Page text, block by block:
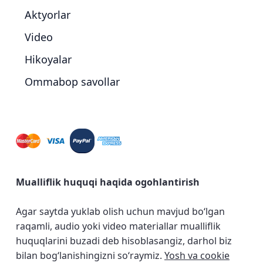
Aktyorlar
Video
Hikoyalar
Ommabop savollar
Mualliflik huquqi haqida ogohlantirish
Agar saytda yuklab olish uchun mavjud bo‘lgan
raqamli, audio yoki video materiallar mualliflik
huquqlarini buzadi deb hisoblasangiz, darhol biz
bilan bog‘lanishingizni so‘raymiz. Yosh va cookie